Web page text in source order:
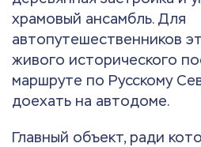
храмовый ансамбль. Для
автопутешественников
живого исторического
маршруте по Русскому
доехать на автодоме.
Главный объект, ради